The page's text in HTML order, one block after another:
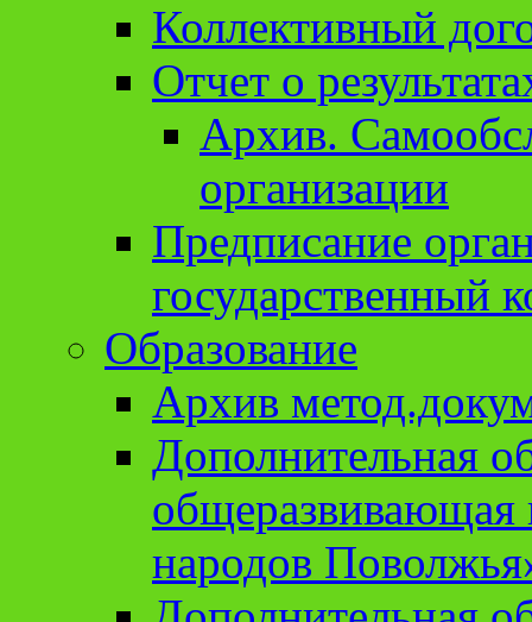
Коллективный
Отчет о
Архив.
организации
Предписание
государственный
Образование
Архив
Дополнительная
народов